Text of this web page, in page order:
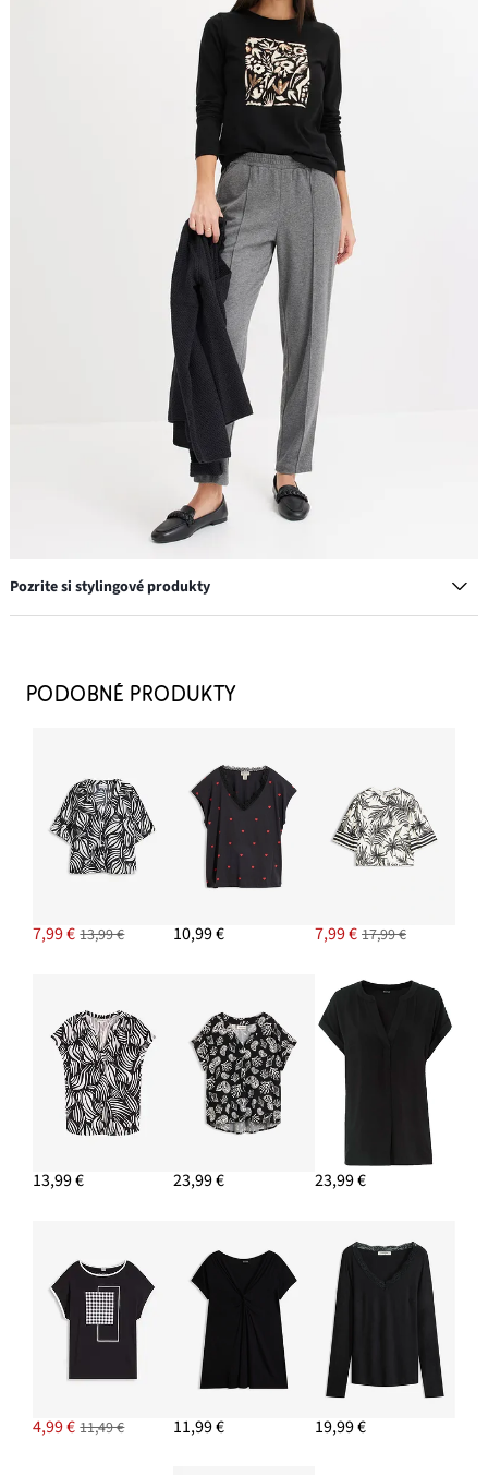
Pozrite si stylingové produkty
31,99 €
40,99 €
PRIDAŤ DO KOŠÍKA
Napichovacie náušnice, kvapky
16,99 €
PRIDAŤ DO KOŠÍKA
PODOBNÉ PRODUKTY
7,99 € 13,99 € 10,99 € 7,99 € 17,99 €
13,99 € 23,99 € 23,99 €
4,99 € 11,49 € 11,99 € 19,99 €